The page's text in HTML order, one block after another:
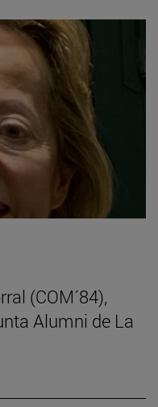
(COM´84),
Alumni de La